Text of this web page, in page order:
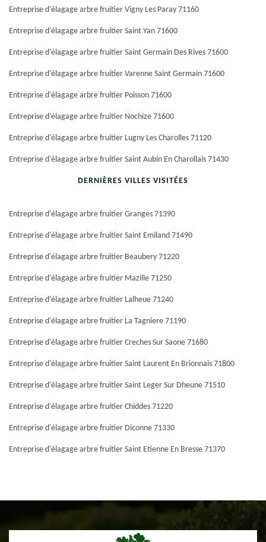
Entreprise d'élagage arbre fruitier Vigny Les Paray 71160
Entreprise d'élagage arbre fruitier Saint Yan 71600
Entreprise d'élagage arbre fruitier Saint Germain Des Rives 71600
Entreprise d'élagage arbre fruitier Varenne Saint Germain 71600
Entreprise d'élagage arbre fruitier Poisson 71600
Entreprise d'élagage arbre fruitier Nochize 71600
Entreprise d'élagage arbre fruitier Lugny Les Charolles 71120
Entreprise d'élagage arbre fruitier Saint Aubin En Charollais 71430
DERNIÈRES VILLES VISITÉES
Entreprise d'élagage arbre fruitier Granges 71390
Entreprise d'élagage arbre fruitier Saint Emiland 71490
Entreprise d'élagage arbre fruitier Beaubery 71220
Entreprise d'élagage arbre fruitier Mazille 71250
Entreprise d'élagage arbre fruitier Lalheue 71240
Entreprise d'élagage arbre fruitier La Tagniere 71190
Entreprise d'élagage arbre fruitier Creches Sur Saone 71680
Entreprise d'élagage arbre fruitier Saint Laurent En Brionnais 71800
Entreprise d'élagage arbre fruitier Saint Leger Sur Dheune 71510
Entreprise d'élagage arbre fruitier Chiddes 71220
Entreprise d'élagage arbre fruitier Diconne 71330
Entreprise d'élagage arbre fruitier Saint Etienne En Bresse 71370